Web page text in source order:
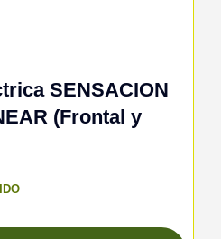
SENSACION
(Frontal y